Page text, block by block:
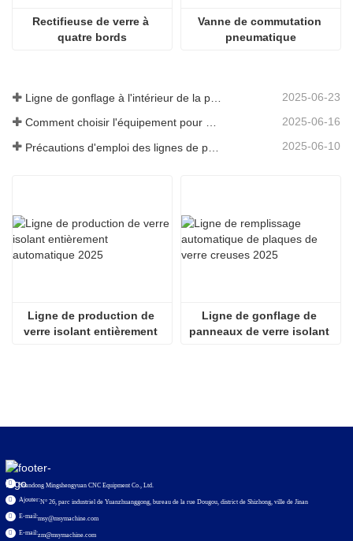
Rectifieuse de verre à
quatre bords
Vanne de commutation
pneumatique
2025-06-23
Comment choisir l'équipement pour une usine de vitrage isolant standard 2025-06-16
2025-06-10
Ligne de production de
verre isolant entièrement
Ligne de gonflage de
panneaux de verre isolant
Shandong Mingshengyuan CNC Equipment Co., Ltd.
Ajouter:N° 26, parc industriel de Yuanzhuanggong, bureau de la rue Dougou, district de Shizhong, ville de Jinan
E-mail:msy@msymachine.com
E-mail:zm@msymachine.com